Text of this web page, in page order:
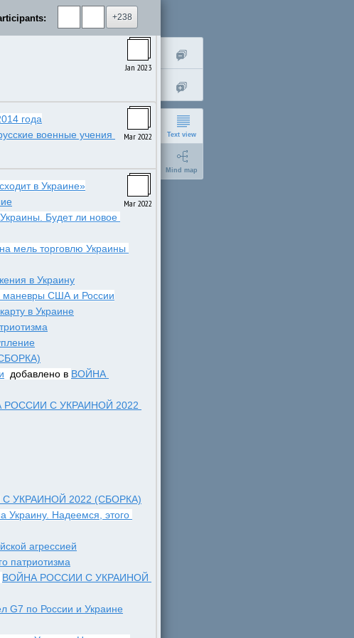
Text view
Mind map
short
+238
Jan 2024
Jan 2023
Mar 2022
года
Mar 2022
в Украине»
Будет ли новое
мель торговлю Украины
в Украину
маневры США и России
в Украине
  добавлено в
ВОЙНА
РОССИИ С УКРАИНОЙ 2022
УКРАИНОЙ 2022 (СБОРКА)
Украину. Надеемся, этого
агрессией
патриотизма
ВОЙНА РОССИИ С УКРАИНОЙ
G7 по России и Украине